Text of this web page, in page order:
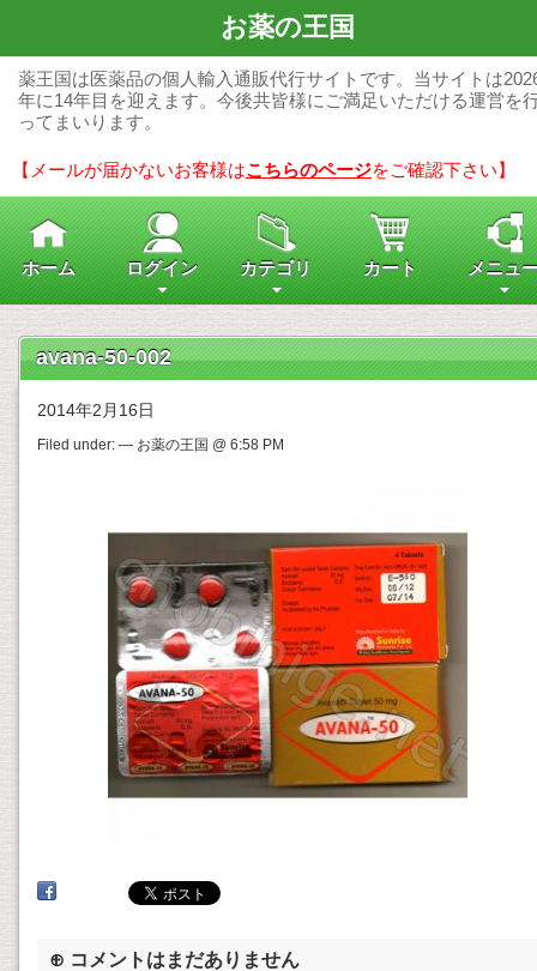
お薬の王国
薬王国は医薬品の個人輸入通販代行サイトです。当サイトは
年に14年目を迎えます。今後共皆様にご満足いただける運営を
ってまいります。
【メールが届かないお客様はこちらのページをご確認下さい】
ホーム ログイン カテゴリ カート メニュ
avana-50-002
2014年2月16日
Filed under: — お薬の王国 @ 6:58 PM
⊕ コメントはまだありません